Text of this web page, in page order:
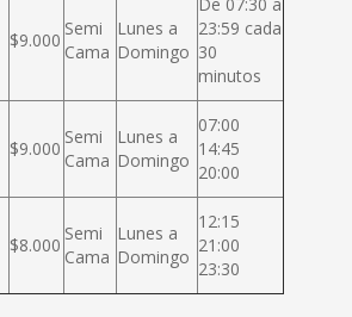
$9.000
Semi
Cama
Lunes a
Domingo
23:59 cada
30
minutos
$9.000
Semi
Cama
Lunes a
Domingo
07:00
14:45
20:00
$8.000
Semi
Cama
Lunes a
Domingo
12:15
21:00
23:30